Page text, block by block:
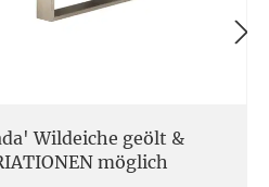
Wildeiche geölt &
möglich